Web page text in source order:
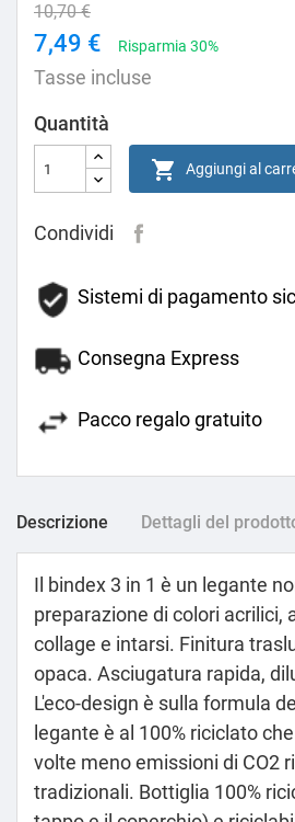
10,70 €
7,49 € Risparmia 30%
Tasse incluse
Quantità
 Aggiungi al
Condividi
Sistemi di pagamento
Consegna Express
Pacco regalo gratuito
Descrizione Dettagli del
Il bindex 3 in 1 è un legante
preparazione di colori acrilici,
collage e intarsi. Finitura
opaca. Asciugatura rapida,
L'eco-design è sulla formula
legante è al 100% riciclato
volte meno emissioni di CO2
tradizionali. Bottiglia 100%